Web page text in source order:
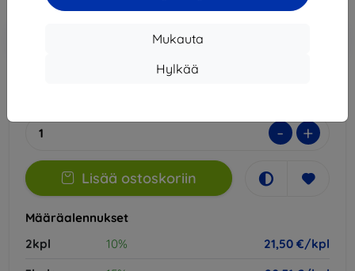
Mukauta
Hylkää
Alennus kupongilla
- +
Lisää ostoskoriin
Määräalennukset
2kpl
10%
21,50 €/kpl